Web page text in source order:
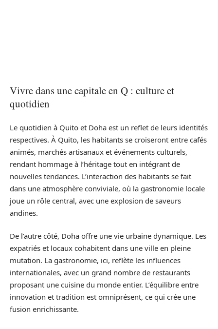
Vivre dans une capitale en Q : culture et
quotidien
Le quotidien à Quito et Doha est un reflet de leurs identités
respectives. À Quito, les habitants se croiseront entre cafés
animés, marchés artisanaux et événements culturels,
rendant hommage à l’héritage tout en intégrant de
nouvelles tendances. L’interaction des habitants se fait
dans une atmosphère conviviale, où la gastronomie locale
joue un rôle central, avec une explosion de saveurs
andines.
De l’autre côté, Doha offre une vie urbaine dynamique. Les
expatriés et locaux cohabitent dans une ville en pleine
mutation. La gastronomie, ici, reflète les influences
internationales, avec un grand nombre de restaurants
proposant une cuisine du monde entier. L’équilibre entre
innovation et tradition est omniprésent, ce qui crée une
fusion enrichissante.